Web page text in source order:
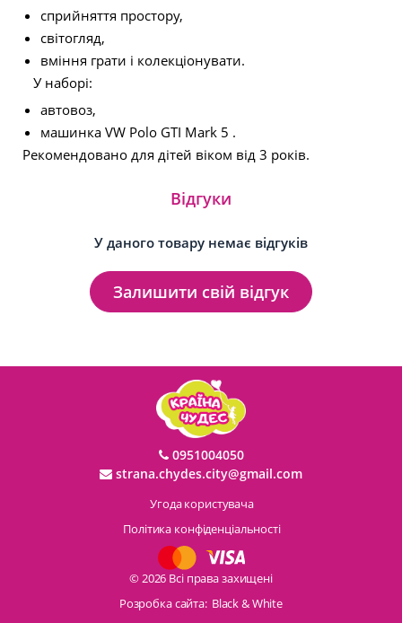
сприйняття простору,
світогляд,
вміння грати і колекціонувати.
У наборі:
автовоз,
машинка VW Polo GTI Mark 5 .
Рекомендовано для дітей віком від 3 років.
Відгуки
У даного товару немає відгуків
Залишити свій відгук
0951004050
strana.chydes.city@gmail.com
Угода користувача
Політика конфіденціальності
© 2026 Всі права захищені
Розробка сайта: Black & White